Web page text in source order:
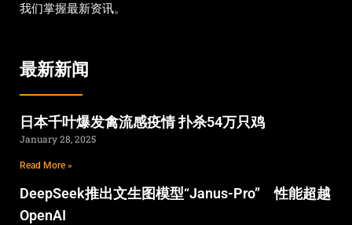
我们掌握最新资讯。
最新新闻
日本千叶爆发禽流感疫情 扑杀54万只鸡
January 28, 2025
Read More »
DeepSeek推出文生图模型“Janus-Pro” 性能超越
OpenAI